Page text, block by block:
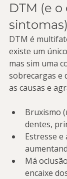
DTM (e
sintomas)
DTM é
existe um
mas sim uma
sobrecargas e
as causas e
Bruxismo
dentes,
Estresse e
Má
encaixe